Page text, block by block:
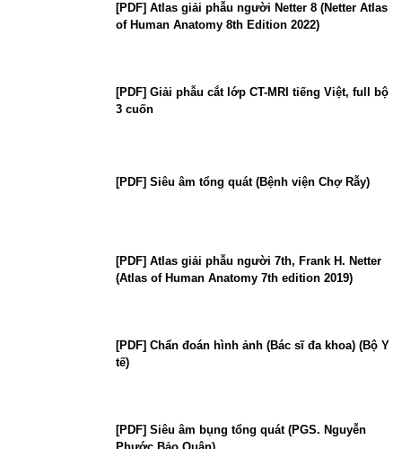
[PDF] Atlas giải phẫu người Netter 8 (Netter Atlas
of Human Anatomy 8th Edition 2022)
[PDF] Giải phẫu cắt lớp CT-MRI tiếng Việt, full bộ
3 cuốn
[PDF] Siêu âm tổng quát (Bệnh viện Chợ Rẫy)
[PDF] Atlas giải phẫu người 7th, Frank H. Netter
(Atlas of Human Anatomy 7th edition 2019)
[PDF] Chẩn đoán hình ảnh (Bác sĩ đa khoa) (Bộ Y
tế)
[PDF] Siêu âm bụng tổng quát (PGS. Nguyễn